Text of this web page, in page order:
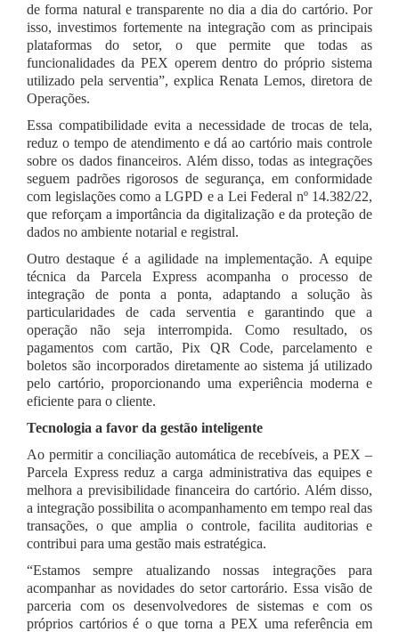
de forma natural e transparente no dia a dia do cartório. Por
isso, investimos fortemente na integração com as principais
plataformas do setor, o que permite que todas as
funcionalidades da PEX operem dentro do próprio sistema
utilizado pela serventia”, explica Renata Lemos, diretora de
Operações.
Essa compatibilidade evita a necessidade de trocas de tela,
reduz o tempo de atendimento e dá ao cartório mais controle
sobre os dados financeiros. Além disso, todas as integrações
seguem padrões rigorosos de segurança, em conformidade
com legislações como a LGPD e a Lei Federal nº 14.382/22,
que reforçam a importância da digitalização e da proteção de
dados no ambiente notarial e registral.
Outro destaque é a agilidade na implementação. A equipe
técnica da Parcela Express acompanha o processo de
integração de ponta a ponta, adaptando a solução às
particularidades de cada serventia e garantindo que a
operação não seja interrompida. Como resultado, os
pagamentos com cartão, Pix QR Code, parcelamento e
boletos são incorporados diretamente ao sistema já utilizado
pelo cartório, proporcionando uma experiência moderna e
eficiente para o cliente.
Tecnologia a favor da gestão inteligente
Ao permitir a conciliação automática de recebíveis, a PEX –
Parcela Express reduz a carga administrativa das equipes e
melhora a previsibilidade financeira do cartório. Além disso,
a integração possibilita o acompanhamento em tempo real das
transações, o que amplia o controle, facilita auditorias e
contribui para uma gestão mais estratégica.
“Estamos sempre atualizando nossas integrações para
acompanhar as novidades do setor cartorário. Essa visão de
parceria com os desenvolvedores de sistemas e com os
próprios cartórios é o que torna a PEX uma referência em